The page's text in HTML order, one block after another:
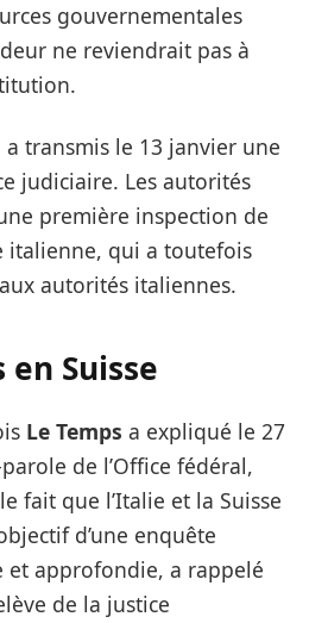
gouvernementales
ne reviendrait pas à
transmis le 13 janvier une
judiciaire. Les autorités
première inspection de
italienne, qui a toutefois
autorités italiennes.
Suisse
Le Temps a expliqué le 27
de l’Office fédéral,
fait que l’Italie et la Suisse
d’une enquête
et approfondie, a rappelé
de la justice